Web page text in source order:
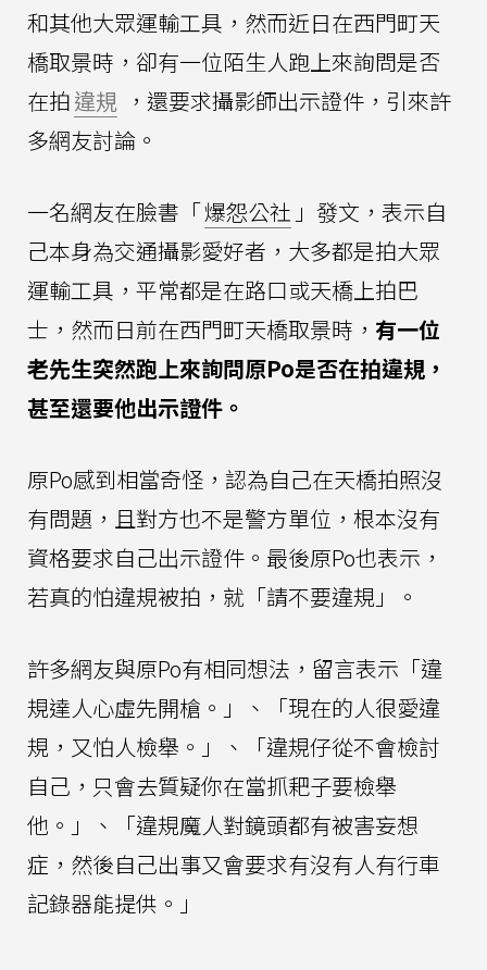
和其他大眾運輸工具，然而近日在西門町天
橋取景時，卻有一位陌生人跑上來詢問是否
在拍違規 ，還要求攝影師出示證件，引來許
多網友討論。
一名網友在臉書「爆怨公社 」發文，表示自
己本身為交通攝影愛好者，大多都是拍大眾
運輸工具，平常都是在路口或天橋上拍巴
士，然而日前在西門町天橋取景時， 有一位
老先生突然跑上來詢問原Po是否在拍違規，
甚至還要他出示證件。
原Po感到相當奇怪，認為自己在天橋拍照沒
有問題，且對方也不是警方單位，根本沒有
資格要求自己出示證件。最後原Po也表示，
若真的怕違規被拍，就「請不要違規」。
許多網友與原Po有相同想法，留言表示「違
規達人心虛先開槍。」、「現在的人很愛違
規，又怕人檢舉。」、「違規仔從不會檢討
自己，只會去質疑你在當抓耙子要檢舉
他。」、「違規魔人對鏡頭都有被害妄想
症，然後自己出事又會要求有沒有人有行車
記錄器能提供。」